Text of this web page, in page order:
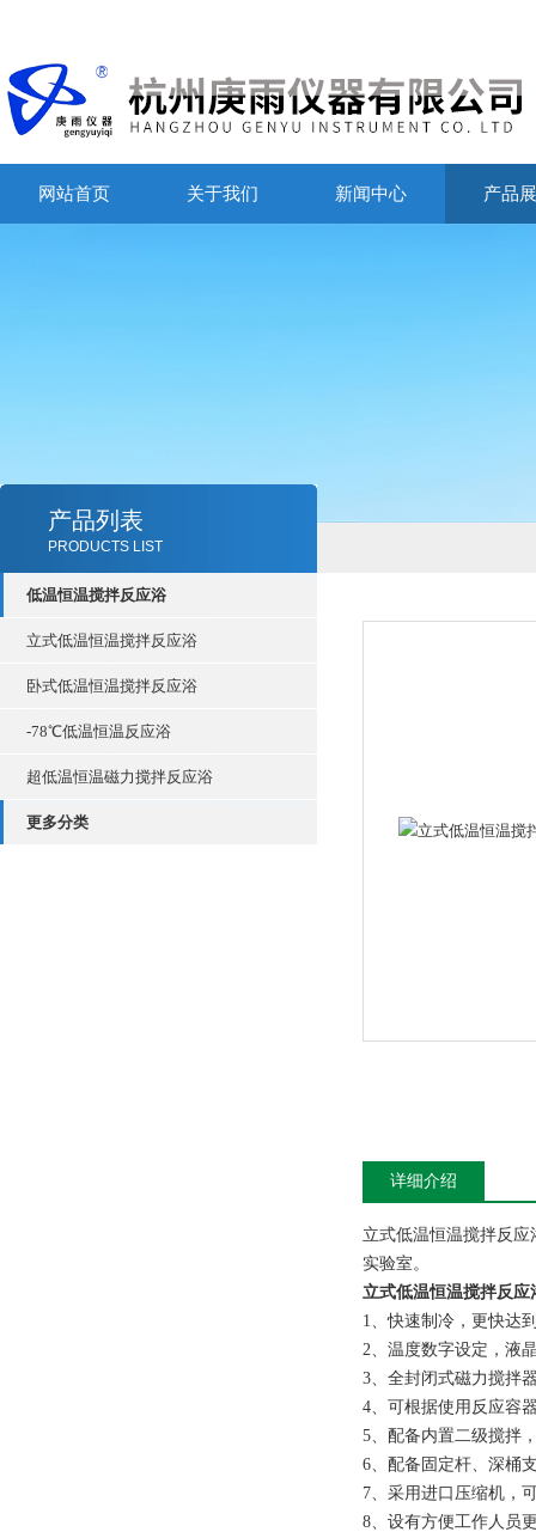
网站首页 关于我们 新闻中心 产品
产品列表
PRODUCTS LIST
低温恒温搅拌反应浴
立式低温恒温搅拌反应浴
卧式低温恒温搅拌反应浴
-78℃低温恒温反应浴
超低温恒温磁力搅拌反应浴
更多分类
详细介绍
立式低温恒温搅拌反
实验室。
立式低温恒温搅拌反应
1、快速制冷，更快达
2、温度数字设定，液
3、全封闭式磁力搅拌
4、可根据使用反应容
5、配备内置二级搅拌
6、配备固定杆、深桶
7、采用进口压缩机，
8、设有方便工作人员